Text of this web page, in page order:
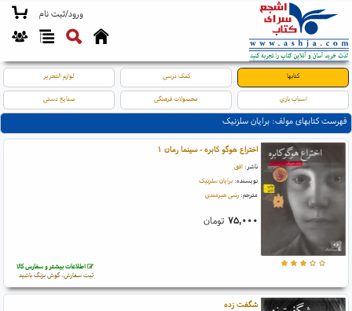
ورود/ثبت نام
کتابها کمک درسی لوازم التحریر
اسباب بازی محصولات فرهنگی صنایع دستی
فهرست کتابهای مولف: برایان سلزنیک
اختراع هوگو کابره - سینما رمان ۱
ناشر: افق
نویسنده: برایان سلزنیک
مترجم: رضی هیرمندی
۷۵,۰۰۰ تومان
اطلاعات بیشتر و سفارش کالا
ثبت سفارش، گوش بزنگ باشید
شگفت زده